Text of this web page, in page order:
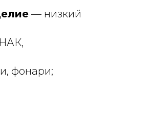
— низкий
фонари;